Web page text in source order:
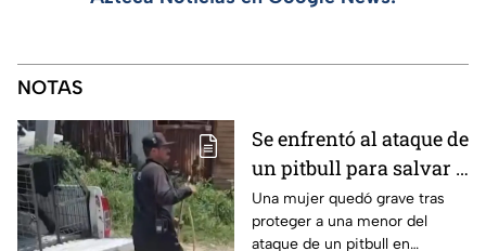
NOTAS
Se enfrentó al ataque de
un pitbull para salvar a
una menor; hoy lucha
por su vida en Zapopan
Una mujer quedó grave tras
proteger a una menor del
ataque de un pitbull en